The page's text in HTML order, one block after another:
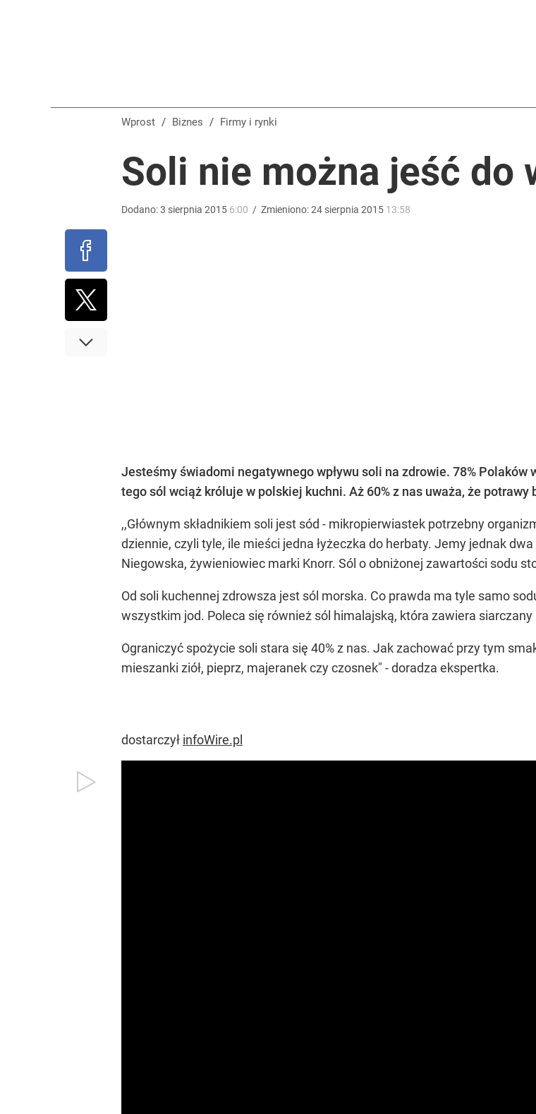
Gen. Pawlikowski: Przywiozłem cenną lekcję z Danii. Tego potrzebuje dziś cała Europa
Wprost / Biznes / Firmy i rynki
Soli nie można jeść do
Dodano:3 sierpnia 2015 6:00 / Zmieniono:24 sierpnia 2015 13:58
Jesteśmy świadomi negatywnego wpływu soli na zdrowie. 78%
tego sól wciąż króluje w polskiej kuchni. Aż 60% z nas uważa, że
,,Głównym składnikiem soli jest sód - mikropierwiastek potrzebny
dziennie, czyli tyle, ile mieści jedna łyżeczka do herbaty. Jemy jednak
Niegowska, żywieniowiec marki Knorr. Sól o obniżonej zawartości sodu
Od soli kuchennej zdrowsza jest sól morska. Co prawda ma tyle samo
wszystkim jod. Poleca się również sól himalajską, która zawiera
Ograniczyć spożycie soli stara się 40% z nas. Jak zachować przy tym
mieszanki ziół, pieprz, majeranek czy czosnek" - doradza ekspertka.
dostarczył infoWire.pl